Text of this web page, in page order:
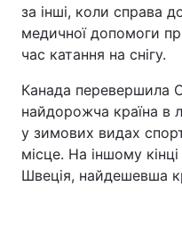
за інші, коли справа
медичної допомоги
час катання на снігу.
Канада перевершила
найдорожча країна в
у зимових видах
місце. На іншому
Швеція, найдешевша